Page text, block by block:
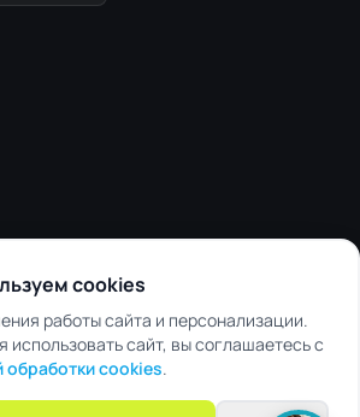
cookies
работы сайта и персонализации.
использовать сайт, вы соглашаетесь с
обработки cookies.